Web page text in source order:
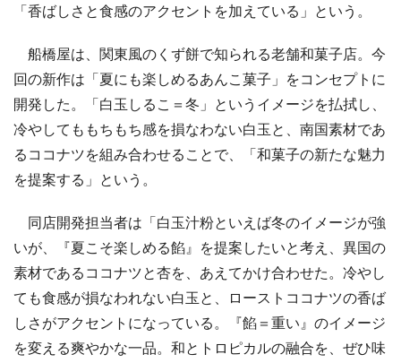
「香ばしさと食感のアクセントを加えている」という。
船橋屋は、関東風のくず餅で知られる老舗和菓子店。今
回の新作は「夏にも楽しめるあんこ菓子」をコンセプトに
開発した。「白玉しるこ＝冬」というイメージを払拭し、
冷やしてももちもち感を損なわない白玉と、南国素材であ
るココナツを組み合わせることで、「和菓子の新たな魅力
を提案する」という。
同店開発担当者は「白玉汁粉といえば冬のイメージが強
いが、『夏こそ楽しめる餡』を提案したいと考え、異国の
素材であるココナツと杏を、あえてかけ合わせた。冷やし
ても食感が損なわれない白玉と、ローストココナツの香ば
しさがアクセントになっている。『餡＝重い』のイメージ
を変える爽やかな一品。和とトロピカルの融合を、ぜひ味